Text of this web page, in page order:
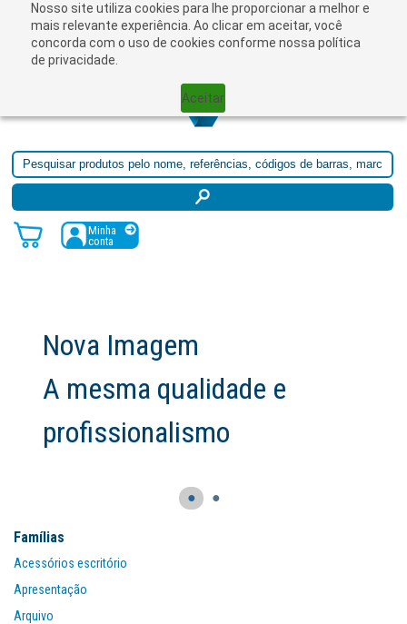
Nosso site utiliza cookies para lhe proporcionar a melhor e
mais relevante experiência. Ao clicar em aceitar, você
concorda com o uso de cookies conforme nossa política
de privacidade.
Aceitar
Minha
conta
Nova Imagem
A mesma qualidade e
profissionalismo
● ●
Famílias
Acessórios escritório
Apresentação
Arquivo